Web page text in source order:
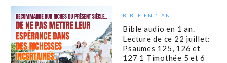
BIBLE EN 1 AN
Bible audio en 1 an.
Lecture de ce 22 juillet:
Psaumes 125, 126 et
127 1 Timothée 5 et 6